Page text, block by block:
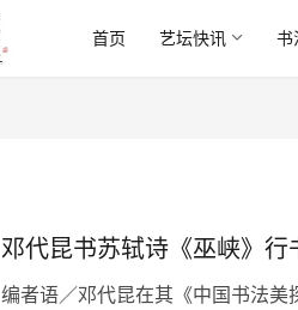
首页 艺坛快讯 书
邓代昆书苏轼诗《巫峡》行
编者语／邓代昆在其《中国书法美